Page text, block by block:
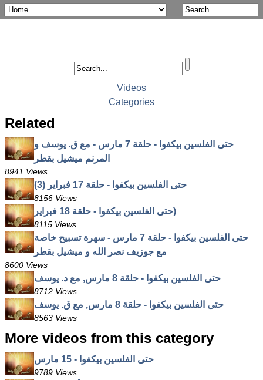
Videos
Categories
Related
حتى الفلسين بيكفوا - حلقة 7 مارس - مع ق. يوسف و
المرنم ميشيل بقطر
8941 Views
حتى الفلسين بيكفوا - حلقة 17 فبراير (3)
8156 Views
حتى الفلسين بيكفوا - حلقة 18 فبراير)
8115 Views
حتى الفلسين بيكفوا - حلقة 7 مارس - سهرة تسبيح خاصة
مع جوزيف نصر الله و ميشيل بقطر
8600 Views
حتى الفلسين بيكفوا - حلقة 8 مارس, مع د. يوسف
8712 Views
حتى الفلسين بيكفوا - حلقة 8 مارس, مع ق. يوسف
8563 Views
More videos from this category
حتى الفلسين بيكفوا - 15 مارس
9789 Views